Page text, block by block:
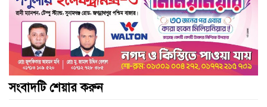
সংবাদটি শেয়ার করুন